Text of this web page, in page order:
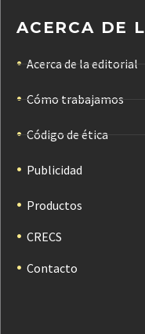
ACERCA DE
Acerca de la editorial
Cómo trabajamos
Código de ética
Publicidad
Productos
CRECS
Contacto